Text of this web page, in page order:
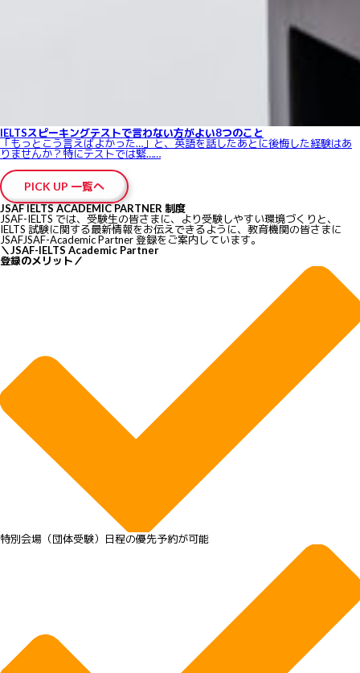
IELTSスピーキングテストで言わない方がよい8つのこと
「もっとこう言えばよかった…」と、英語を話したあとに後悔した経験はあ
りませんか？特にテストでは緊……
PICK UP 一覧へ
JSAF IELTS ACADEMIC PARTNER 制度
JSAF-IELTS では、受験生の皆さまに、より受験しやすい環境づくりと、
IELTS 試験に関する最新情報をお伝えできるように、教育機関の皆さまに
JSAFJSAF-Academic Partner 登録をご案内しています。
＼JSAF-IELTS Academic Partner
登録のメリット ／
特別会場（団体受験）日程の優先予約が可能